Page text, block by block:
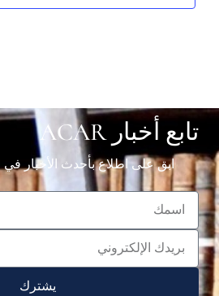
تابع أخبار ACAR
ابق على اطلاع بأحدث الأخبار في Rutherford Classical.
يشترك